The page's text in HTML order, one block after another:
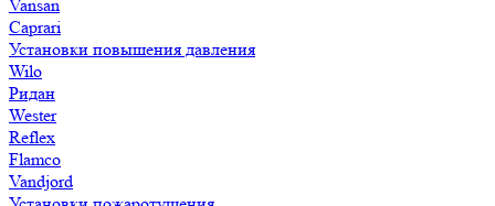
Vansan
Caprari
Установки повышения давления
Wilo
Ридан
Wester
Reflex
Flamco
Vandjord